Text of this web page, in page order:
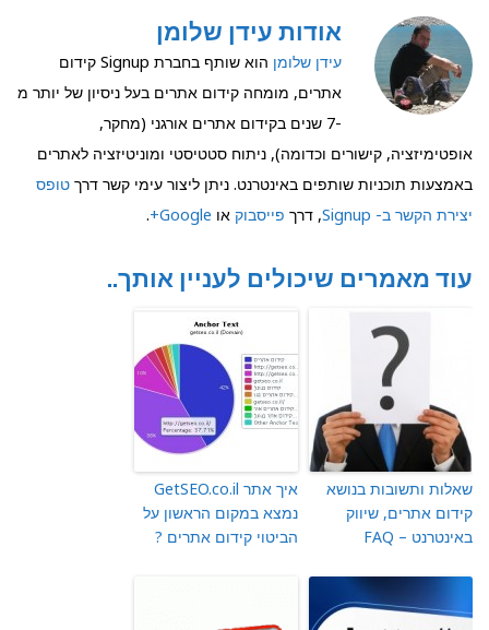
אודות עידן שלומן
עידן שלומן
הוא שותף בחברת Signup קידום
אתרים, מומחה קידום אתרים בעל ניסיון של יותר מ
-7 שנים בקידום אתרים אורגני (מחקר,
אופטימיזציה, קישורים וכדומה), ניתוח סטטיסטי ומוניטיזציה לאתרים
באמצעות תוכניות שותפים באינטרנט. ניתן ליצור עימי קשר דרך טופס
יצירת הקשר ב- Signup
, דרך פייסבוק או Google+
.
עוד מאמרים שיכולים לעניין אותך..
שאלות ותשובות בנושא
קידום אתרים, שיווק
באינטרנט – FAQ
איך אתר GetSEO.co.il
נמצא במקום הראשון על
הביטוי קידום אתרים ?